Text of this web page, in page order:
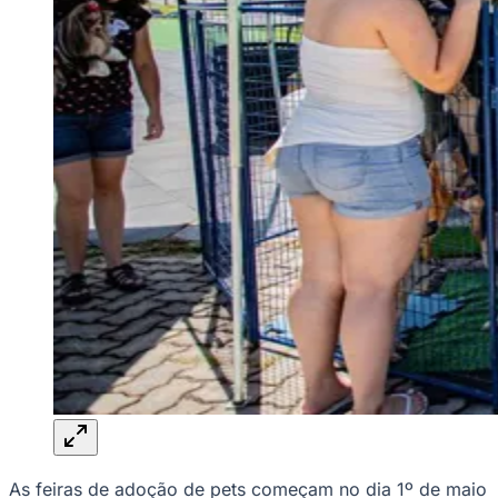
Para Sua Empresa
Anuncie Regional
Guia de Empresas
Vagas na Região
Novo
Hub de Negócios
Guia Comercial
Selo Verificado
Portal Educacional
Agenda de Vestibulares
Vagas de Emprego
Concursos
Panorama Econômico
Panorama Econômico
Para Sua Empresa
Anuncie no Portal
Verificar Empresa
Anunciar Vagas
As feiras de adoção de pets começam no dia 1º de maio